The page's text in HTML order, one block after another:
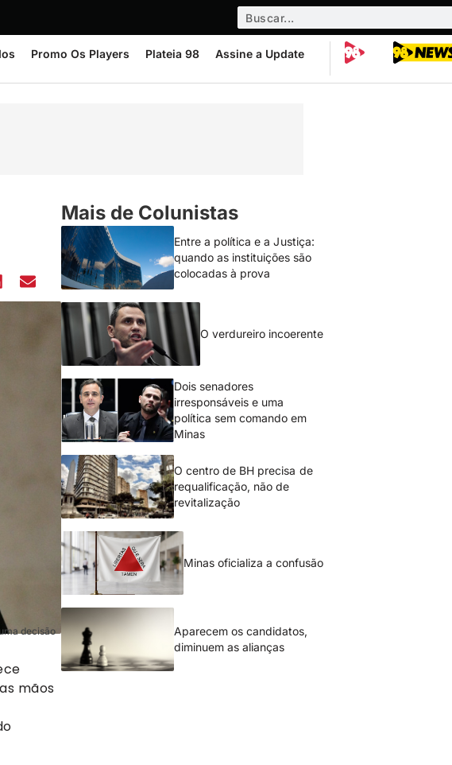
Promo Os Players Plateia 98 Assine a Update
decisão
mãos
Mais de Colunistas
Entre a política e a Justiça:
quando as instituições são
colocadas à prova
O verdureiro incoerente
Dois senadores
irresponsáveis e uma
política sem comando em
Minas
O centro de BH precisa de
requalificação, não de
revitalização
Minas oficializa a confusão
Aparecem os candidatos,
diminuem as alianças